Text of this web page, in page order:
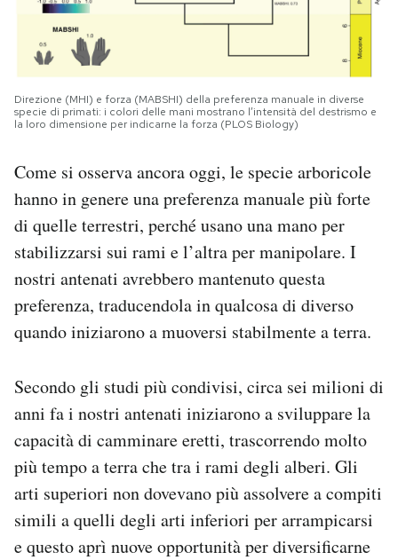
Direzione (MHI) e forza (MABSHI) della preferenza manuale in diverse
specie di primati: i colori delle mani mostrano l’intensità del destrismo e
la loro dimensione per indicarne la forza (PLOS Biology)
Come si osserva ancora oggi, le specie arboricole
hanno in genere una preferenza manuale più forte
di quelle terrestri, perché usano una mano per
stabilizzarsi sui rami e l’altra per manipolare. I
nostri antenati avrebbero mantenuto questa
preferenza, traducendola in qualcosa di diverso
quando iniziarono a muoversi stabilmente a terra.
Secondo gli studi più condivisi, circa sei milioni di
anni fa i nostri antenati iniziarono a sviluppare la
capacità di camminare eretti, trascorrendo molto
più tempo a terra che tra i rami degli alberi. Gli
arti superiori non dovevano più assolvere a compiti
simili a quelli degli arti inferiori per arrampicarsi
e questo aprì nuove opportunità per diversificarne